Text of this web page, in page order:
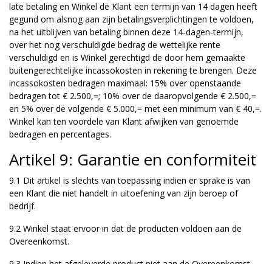
late betaling en Winkel de Klant een termijn van 14 dagen heeft
gegund om alsnog aan zijn betalingsverplichtingen te voldoen,
na het uitblijven van betaling binnen deze 14-dagen-termijn,
over het nog verschuldigde bedrag de wettelijke rente
verschuldigd en is Winkel gerechtigd de door hem gemaakte
buitengerechtelijke incassokosten in rekening te brengen. Deze
incassokosten bedragen maximaal: 15% over openstaande
bedragen tot € 2.500,=; 10% over de daaropvolgende € 2.500,=
en 5% over de volgende € 5.000,= met een minimum van € 40,=.
Winkel kan ten voordele van Klant afwijken van genoemde
bedragen en percentages.
Artikel 9: Garantie en conformiteit
9.1 Dit artikel is slechts van toepassing indien er sprake is van
een Klant die niet handelt in uitoefening van zijn beroep of
bedrijf.
9.2 Winkel staat ervoor in dat de producten voldoen aan de
Overeenkomst.